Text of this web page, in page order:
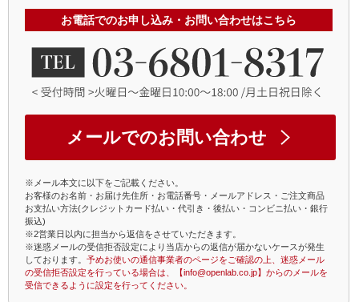
お電話でのお申し込み・お問い合わせはこちら
メールでのお問い合わせ
※メール本文に以下をご記載ください。
お客様のお名前・お届け先住所・お電話番号・メールアドレス・ご注文商品
お支払い方法(クレジットカード払い・代引き・後払い・コンビニ払い・銀行
振込)
※2営業日以内に担当から返信をさせていただきます。
※迷惑メールの受信拒否設定により当店からの返信が届かないケースが発生
しております。 予めお使いの通信事業者のページをご確認の上、迷惑メール
の受信拒否設定を行っている場合は、【info@openlab.co.jp】からのメールを
受信できるように設定を行ってください。